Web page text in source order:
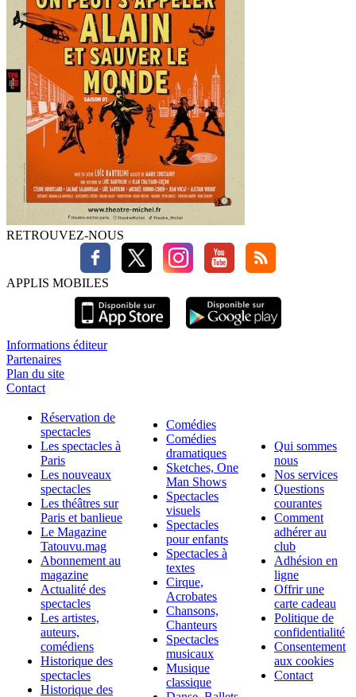
RETROUVEZ-NOUS
APPLIS MOBILES
Informations éditeur
Partenaires
Plan du site
Contact
Réservation de
spectacles
Les spectacles à
Paris
Les nouveaux
spectacles
Les théâtres sur
Paris et banlieue
Le Magazine
Tatouvu.mag
Abonnement au
magazine
Actualité des
spectacles
Les artistes,
auteurs,
comédiens
Historique des
spectacles
Historique des
Comédies
Comédies
dramatiques
Sketches, One
Man Shows
Spectacles
visuels
Spectacles
pour enfants
Spectacles à
textes
Cirque,
Acrobates
Chansons,
Chanteurs
Spectacles
musicaux
Musique
classique
Qui sommes
nous
Nos services
Questions
courantes
Comment
adhérer au
club
Adhésion en
ligne
Offrir une
carte cadeau
Politique de
confidentialité
Consentement
aux cookies
Contact